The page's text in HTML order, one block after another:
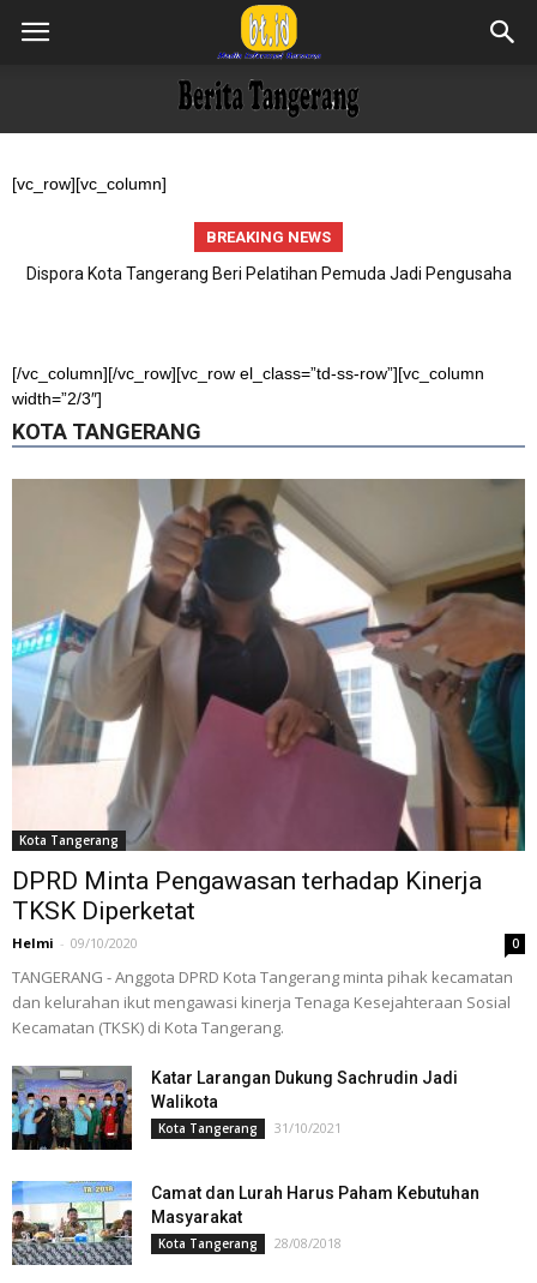
[vc_row][vc_column]
BREAKING NEWS
Dispora Kota Tangerang Beri Pelatihan Pemuda Jadi Pengusaha
[/vc_column][/vc_row][vc_row el_class=”td-ss-row”][vc_column
width=”2/3″]
KOTA TANGERANG
Kota Tangerang
DPRD Minta Pengawasan terhadap Kinerja
TKSK Diperketat
Helmi - 09/10/2020 0
TANGERANG - Anggota DPRD Kota Tangerang minta pihak kecamatan
dan kelurahan ikut mengawasi kinerja Tenaga Kesejahteraan Sosial
Kecamatan (TKSK) di Kota Tangerang.
Katar Larangan Dukung Sachrudin Jadi
Walikota
Kota Tangerang 31/10/2021
Camat dan Lurah Harus Paham Kebutuhan
Masyarakat
Kota Tangerang 28/08/2018